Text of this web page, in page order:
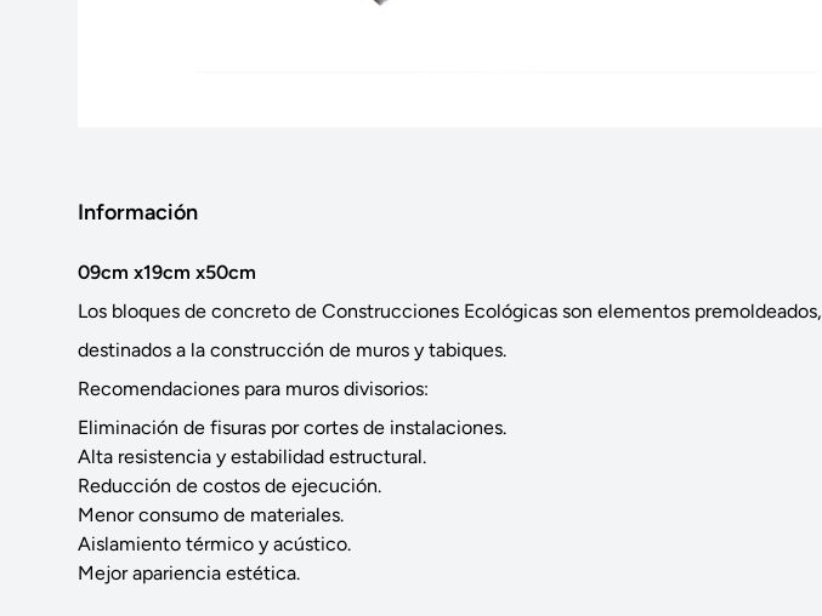
Información
09cm x19cm x50cm
Los bloques de concreto de Construcciones Ecológicas son elementos premoldeados,
destinados a la construcción de muros y tabiques.
Recomendaciones para muros divisorios:
Eliminación de fisuras por cortes de instalaciones.
Alta resistencia y estabilidad estructural.
Reducción de costos de ejecución.
Menor consumo de materiales.
Aislamiento térmico y acústico.
Mejor apariencia estética.